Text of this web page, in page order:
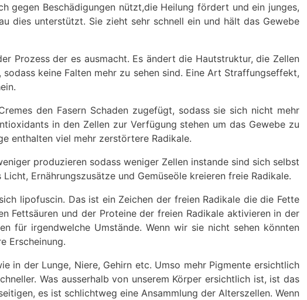
gegen Beschädigungen nützt,die Heilung fördert und ein junges,
dies unterstützt. Sie zieht sehr schnell ein und hält das Gewebe
Prozess der es ausmacht. Es ändert die Hautstruktur, die Zellen
keine Falten mehr zu sehen sind. Eine Art Straffungseffekt,
den Fasern Schaden zugefügt, sodass sie sich nicht mehr
in den Zellen zur Verfügung stehen um das Gewebe zu
enthalten viel mehr zerstörtere Radikale.
produzieren sodass weniger Zellen instande sind sich selbst
Ernährungszusätze und Gemüseöle kreieren freie Radikale.
lipofuscin. Das ist ein Zeichen der freien Radikale die die Fette
Fettsäuren und der Proteine der freien Radikale aktivieren in der
für irgendwelche Umstände. Wenn wir sie nicht sehen könnten
Erscheinung.
in der Lunge, Niere, Gehirn etc. Umso mehr Pigmente ersichtlich
Was ausserhalb von unserem Körper ersichtlich ist, ist das
es ist schlichtweg eine Ansammlung der Alterszellen. Wenn